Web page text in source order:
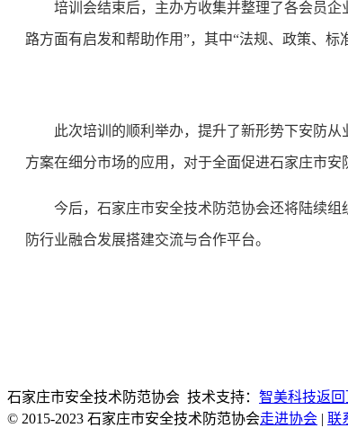
培训会结束后，主办方收集并整理了各会员企
路方面有启发和帮助作用”，其中“法规、政策、
此次培训的顺利举办，提升了新形势下安防
方案在细分市场的应用，对于全面促进石家庄市安
今后，石家庄市安全技术防范协会还将陆续
防行业融合发展搭建交流与合作平台。
石家庄市安全技术防范协会 技术支持： 智美科技返回
© 2015-2023 石家庄市安全技术防范协会走进协会 | 联